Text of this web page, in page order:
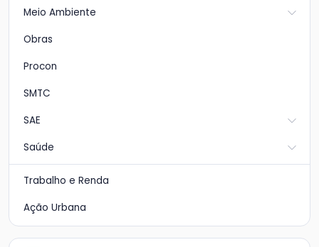
Meio Ambiente
Obras
Procon
SMTC
SAE
Saúde
Trabalho e Renda
Ação Urbana